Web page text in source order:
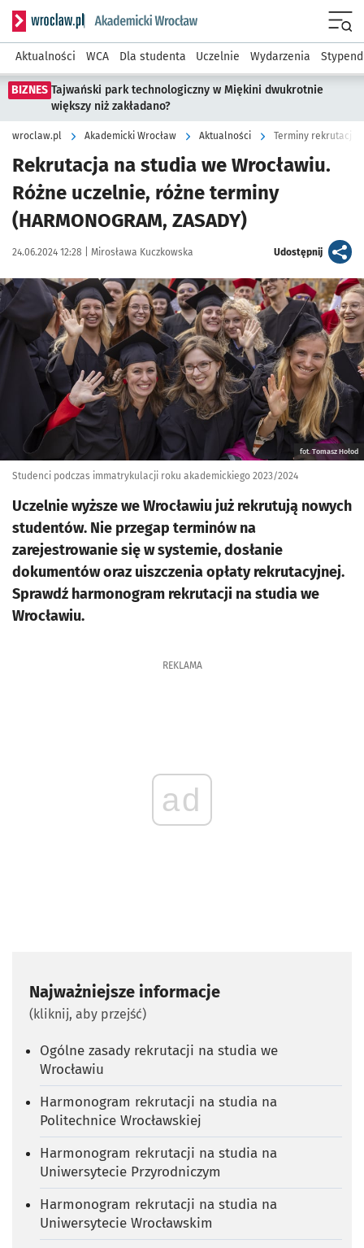
Serwis informacyjny wroclaw.pl podserwis: Akademicki
Aktualności WCA Dla studenta Uczelnie Wydarzenia
BIZNES Tajwański park technologiczny w Miękini dwukrotnie
większy niż zakładano?
wroclaw.pl Akademicki Wrocław Aktualności Terminy rekrutacji
Rekrutacja na studia we Wrocławiu.
Różne uczelnie, różne terminy
(HARMONOGRAM, ZASADY)
Data publikacji:
24.06.2024 12:28 | Autor:
Mirosława Kuczkowska Udostępnijartykuł
Kliknij, aby powiększyć
fot. Tomasz Hołod
Studenci podczas immatrykulacji roku akademickiego 2023/2024
Uczelnie wyższe we Wrocławiu już rekrutują nowych
studentów. Nie przegap terminów na
zarejestrowanie się w systemie, dosłanie
dokumentów oraz uiszczenia opłaty rekrutacyjnej.
Sprawdź harmonogram rekrutacji na studia we
Wrocławiu.
REKLAMA
ad
Najważniejsze informacje
(kliknij, aby przejść)
Ogólne zasady rekrutacji na studia we
Wrocławiu
Harmonogram rekrutacji na studia na
Politechnice Wrocławskiej
Harmonogram rekrutacji na studia na
Uniwersytecie Przyrodniczym
Harmonogram rekrutacji na studia na
Uniwersytecie Wrocławskim